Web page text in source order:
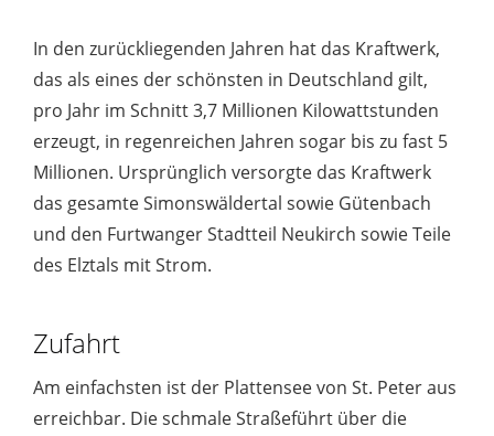
In den zurückliegenden Jahren hat das Kraftwerk,
das als eines der schönsten in Deutschland gilt,
pro Jahr im Schnitt 3,7 Millionen Kilowattstunden
erzeugt, in regenreichen Jahren sogar bis zu fast 5
Millionen. Ursprünglich versorgte das Kraftwerk
das gesamte Simonswäldertal sowie Gütenbach
und den Furtwanger Stadtteil Neukirch sowie Teile
des Elztals mit Strom.
Zufahrt
Am einfachsten ist der Plattensee von St. Peter aus
erreichbar. Die schmale Straßeführt über die